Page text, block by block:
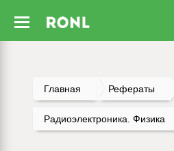
Главная Рефераты
Радиоэлектроника. Физика